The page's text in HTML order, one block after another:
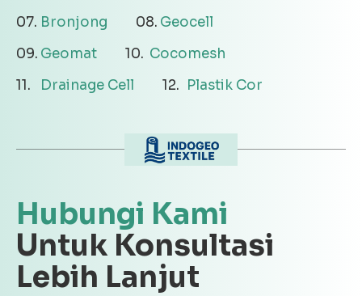
Bronjong
Geocell
Geomat
Cocomesh
Drainage Cell
Plastik Cor
Hubungi Kami
Untuk Konsultasi
Lebih Lanjut